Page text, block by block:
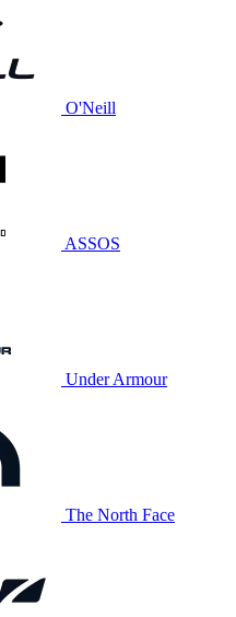
O'Neill
ASSOS
Under Armour
The North Face